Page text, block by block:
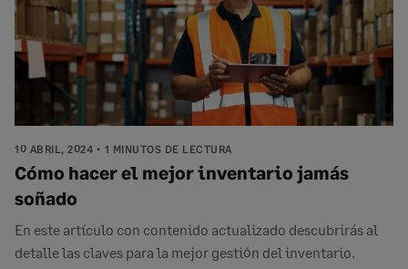
10 ABRIL, 2024 1 MINUTOS DE LECTURA
Cómo hacer el mejor inventario jamás
soñado
En este artículo con contenido actualizado descubrirás al
detalle las claves para la mejor gestión del inventario.